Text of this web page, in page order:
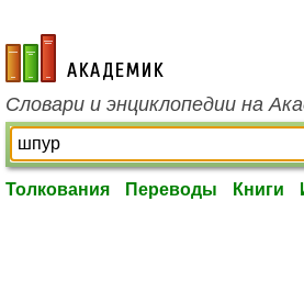
academic.ru
Словари и энциклопедии на
Толкования Переводы Книги